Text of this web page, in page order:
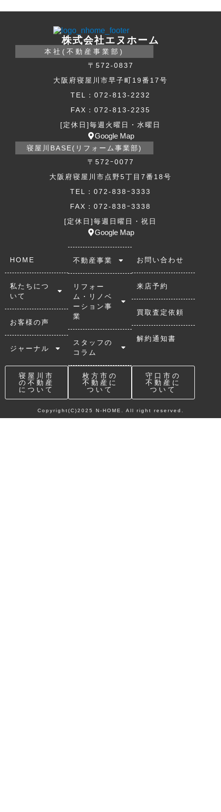
株式会社エヌホーム
本社(不動産事業部)
〒572-0837
大阪府寝屋川市早子町19番17号
TEL：072-813-2232
FAX：072-813-2235
[定休日]毎週火曜日・水曜日
Google Map
寝屋川BASE(リフォーム事業部)
〒572ｰ0077
大阪府寝屋川市点野5丁目7番18号
TEL：072-838ｰ3333
FAX：072-838ｰ3338
[定休日]毎週日曜日・祝日
Google Map
HOME
私たちにつ
いて
お客様の声
ジャーナル
不動産事業
リフォー
ム・リノベ
ーション事
業
スタッフの
コラム
お問い合わせ
来店予約
買取査定依頼
解約通知書
寝屋川市
の不動産
について
枚方市の
不動産に
ついて
守口市の
不動産に
ついて
Copyright(C)2025 N-HOME. All right reserved.